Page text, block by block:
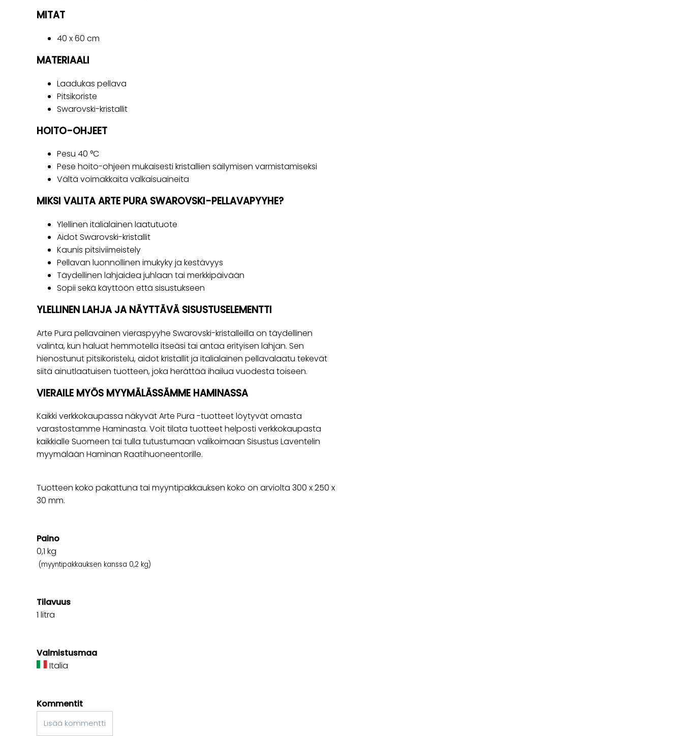
MITAT
40 x 60 cm
MATERIAALI
Laadukas pellava
Pitsikoriste
Swarovski-kristallit
HOITO-OHJEET
Pesu 40 °C
Pese hoito-ohjeen mukaisesti kristallien säilymisen varmistamiseksi
Vältä voimakkaita valkaisuaineita
MIKSI VALITA ARTE PURA SWAROVSKI-PELLAVAPYYHE?
Ylellinen italialainen laatutuote
Aidot Swarovski-kristallit
Kaunis pitsiviimeistely
Pellavan luonnollinen imukyky ja kestävyys
Täydellinen lahjaidea juhlaan tai merkkipäivään
Sopii sekä käyttöön että sisustukseen
YLELLINEN LAHJA JA NÄYTTÄVÄ SISUSTUSELEMENTTI
Arte Pura pellavainen vieraspyyhe Swarovski-kristalleilla on täydellinen
valinta, kun haluat hemmotella itseäsi tai antaa erityisen lahjan. Sen
hienostunut pitsikoristelu, aidot kristallit ja italialainen pellavalaatu tekevät
siitä ainutlaatuisen tuotteen, joka herättää ihailua vuodesta toiseen.
VIERAILE MYÖS MYYMÄLÄSSÄMME HAMINASSA
Kaikki verkkokaupassa näkyvät Arte Pura -tuotteet löytyvät omasta
varastostamme Haminasta. Voit tilata tuotteet helposti verkkokaupasta
kaikkialle Suomeen tai tulla tutustumaan valikoimaan Sisustus Laventelin
myymälään Haminan Raatihuoneentorille.
Tuotteen koko pakattuna tai myyntipakkauksen koko on arviolta 300 x 250 x
30 mm.
Paino
0,1 kg
(myyntipakkauksen kanssa 0,2 kg)
Tilavuus
1 litra
Valmistusmaa
Italia
Kommentit
Lisää kommentti